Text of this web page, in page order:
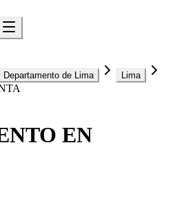
Departamento de Lima Lima
EN